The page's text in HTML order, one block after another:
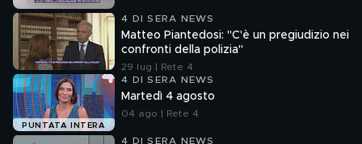
4 DI SERA NEWS
Matteo Piantedosi: "C'è un pregiudizio nei
confronti della polizia"
29 lug | Rete 4
PUNTATA INTERA
4 DI SERA NEWS
Martedì 4 agosto
04 ago | Rete 4
4 DI SERA NEWS